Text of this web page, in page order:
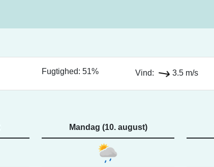
Fugtighed: 51% Vind: 3.5 m/s
Mandag (10. august)